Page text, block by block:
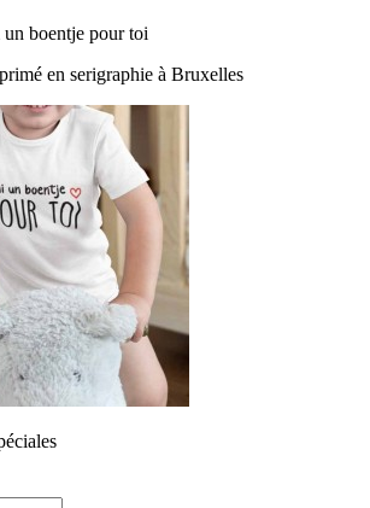
boentje pour toi
en serigraphie à Bruxelles